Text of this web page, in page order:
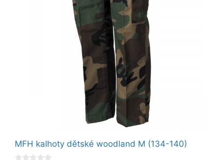
MFH kalhoty dětské woodland M (134-140)